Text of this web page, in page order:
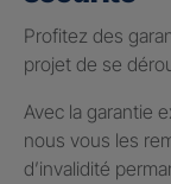
Profitez des
projet de se
Avec la garantie
nous vous les
d’invalidité